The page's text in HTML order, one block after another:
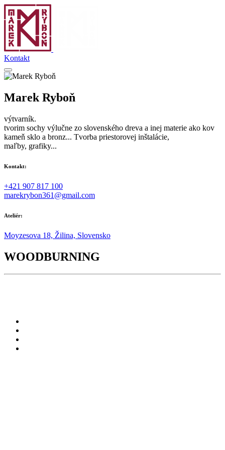
Kontakt
Marek Ryboň
výtvarník.
tvorim sochy výlučne zo slovenského dreva a inej materie ako kov
kameň sklo a bronz... Tvorba priestorovej inštalácie,
maľby, grafiky...
Kontakt:
+421 907 817 100
marekrybon361@gmail.com
Ateliér:
Moyzesova 18, Žilina, Slovensko
WOODBURNING